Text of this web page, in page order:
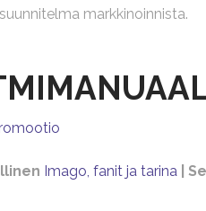
markkinoinnista.
mago, fanit ja tarina|